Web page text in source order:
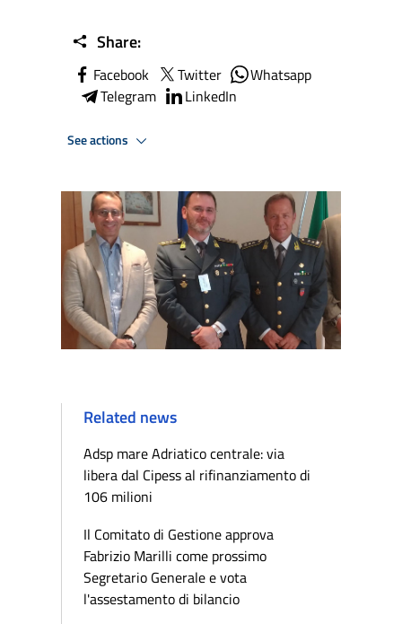
Share:
Facebook Twitter
Whatsapp
Telegram
LinkedIn
See actions
Related news
Adsp mare Adriatico centrale: via
libera dal Cipess al rifinanziamento di
106 milioni
Il Comitato di Gestione approva
Fabrizio Marilli come prossimo
Segretario Generale e vota
l'assestamento di bilancio